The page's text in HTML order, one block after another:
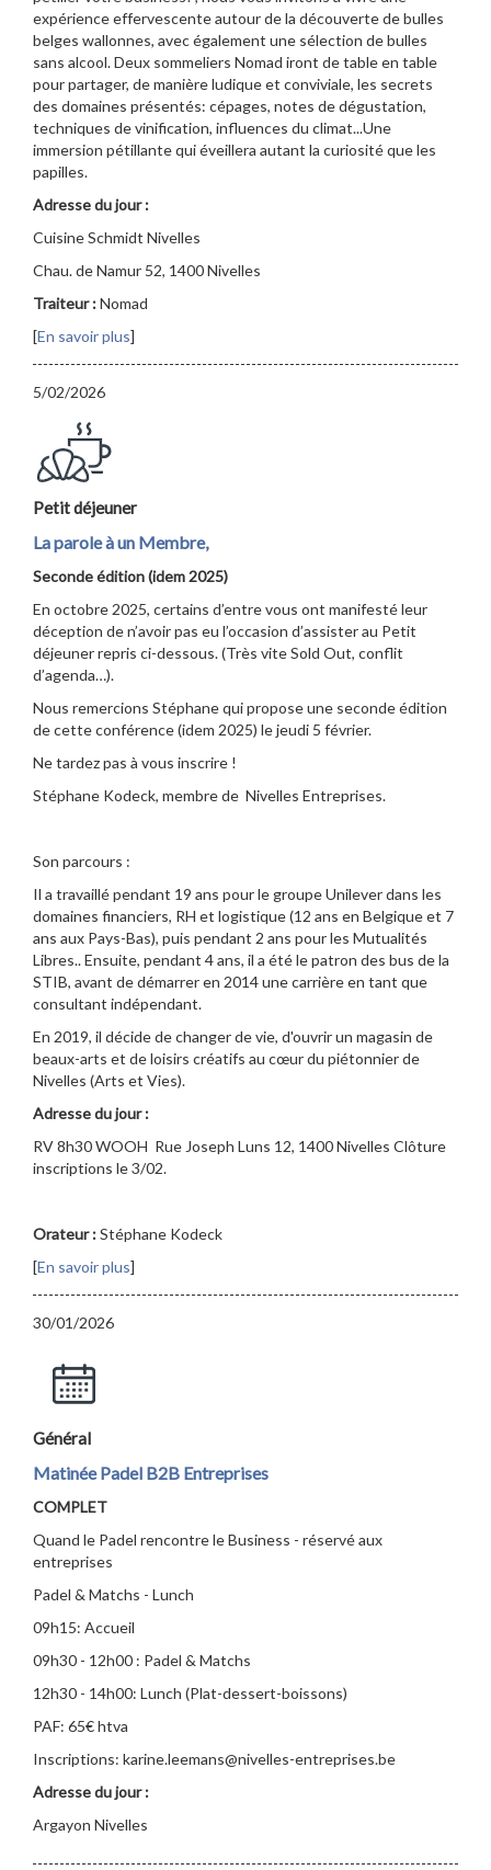
expérience effervescente autour de la découverte de bulles
belges wallonnes, avec également une sélection de bulles
sans alcool. Deux sommeliers Nomad iront de table en table
pour partager, de manière ludique et conviviale, les secrets
des domaines présentés: cépages, notes de dégustation,
techniques de vinification, influences du climat...Une
immersion pétillante qui éveillera autant la curiosité que les
papilles.
Adresse du jour :
Cuisine Schmidt Nivelles
Chau. de Namur 52, 1400 Nivelles
Traiteur :Nomad
[En savoir plus]
5/02/2026
Petit déjeuner
La parole à un Membre,
Seconde édition (idem 2025)
En octobre 2025, certains d’entre vous ont manifesté leur
déception de n’avoir pas eu l’occasion d’assister au Petit
déjeuner repris ci-dessous. (Très vite Sold Out, conflit
d’agenda…).
Nous remercions Stéphane qui propose une seconde édition
de cette conférence (idem 2025) le jeudi 5 février.
Ne tardez pas à vous inscrire !
Stéphane Kodeck, membre de Nivelles Entreprises.
Son parcours :
Il a travaillé pendant 19 ans pour le groupe Unilever dans les
domaines financiers, RH et logistique (12 ans en Belgique et 7
ans aux Pays-Bas), puis pendant 2 ans pour les Mutualités
Libres.. Ensuite, pendant 4 ans, il a été le patron des bus de la
STIB, avant de démarrer en 2014 une carrière en tant que
consultant indépendant.
En 2019, il décide de changer de vie, d'ouvrir un magasin de
beaux-arts et de loisirs créatifs au cœur du piétonnier de
Nivelles (Arts et Vies).
Adresse du jour :
RV 8h30 WOOH Rue Joseph Luns 12, 1400 Nivelles Clôture
inscriptions le 3/02.
Orateur :Stéphane Kodeck
[En savoir plus]
30/01/2026
Général
Matinée Padel B2B Entreprises
COMPLET
Quand le Padel rencontre le Business - réservé aux
entreprises
Padel & Matchs - Lunch
09h15: Accueil
09h30 - 12h00 : Padel & Matchs
12h30 - 14h00: Lunch (Plat-dessert-boissons)
PAF: 65€ htva
Inscriptions: karine.leemans@nivelles-entreprises.be
Adresse du jour :
Argayon Nivelles